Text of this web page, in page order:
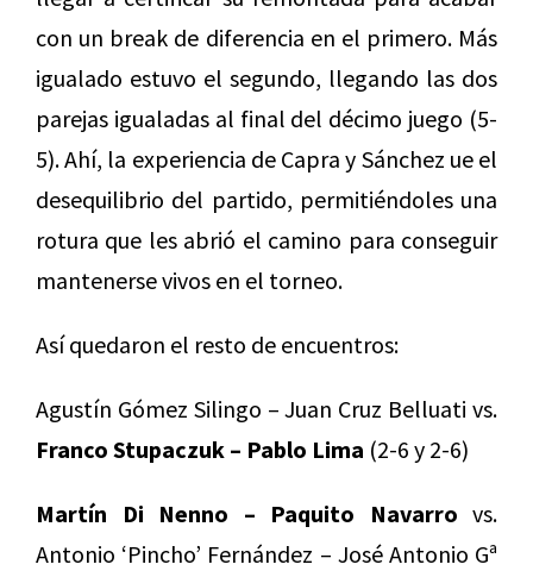
con un break de diferencia en el primero. Más
igualado estuvo el segundo, llegando las dos
parejas igualadas al final del décimo juego (5-
5). Ahí, la experiencia de Capra y Sánchez ue el
desequilibrio del partido, permitiéndoles una
rotura que les abrió el camino para conseguir
mantenerse vivos en el torneo.
Así quedaron el resto de encuentros:
Agustín Gómez Silingo – Juan Cruz Belluati vs.
Franco Stupaczuk – Pablo Lima (2-6 y 2-6)
Martín Di Nenno – Paquito Navarro vs.
Antonio ‘Pincho’ Fernández – José Antonio Gª